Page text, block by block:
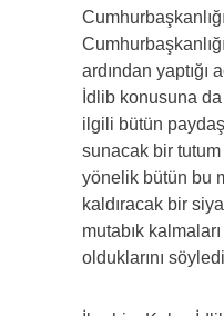
ardından yaptığı
İdlib konusuna
ilgili bütün
sunacak bir
yönelik bütün bu
kaldıracak bir
mutabık
olduklarını